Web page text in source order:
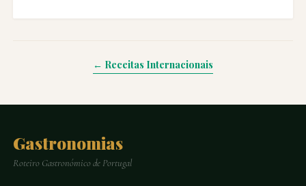
← Receitas Internacionais
Gastronomias
Roteiro Gastronómico de Portugal